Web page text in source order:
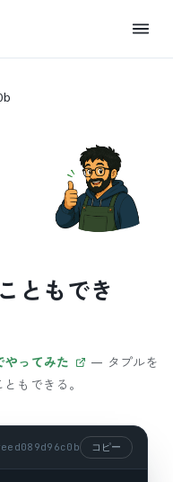
ともでき
ってみた — タプルを
もできる。
eed089d96c0b コピー